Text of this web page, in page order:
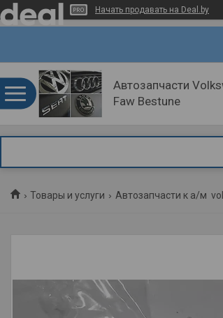
Начать продавать на Deal.by
Автозапчасти
Faw Bestune
Товары и услуги Автозапчасти к а/м